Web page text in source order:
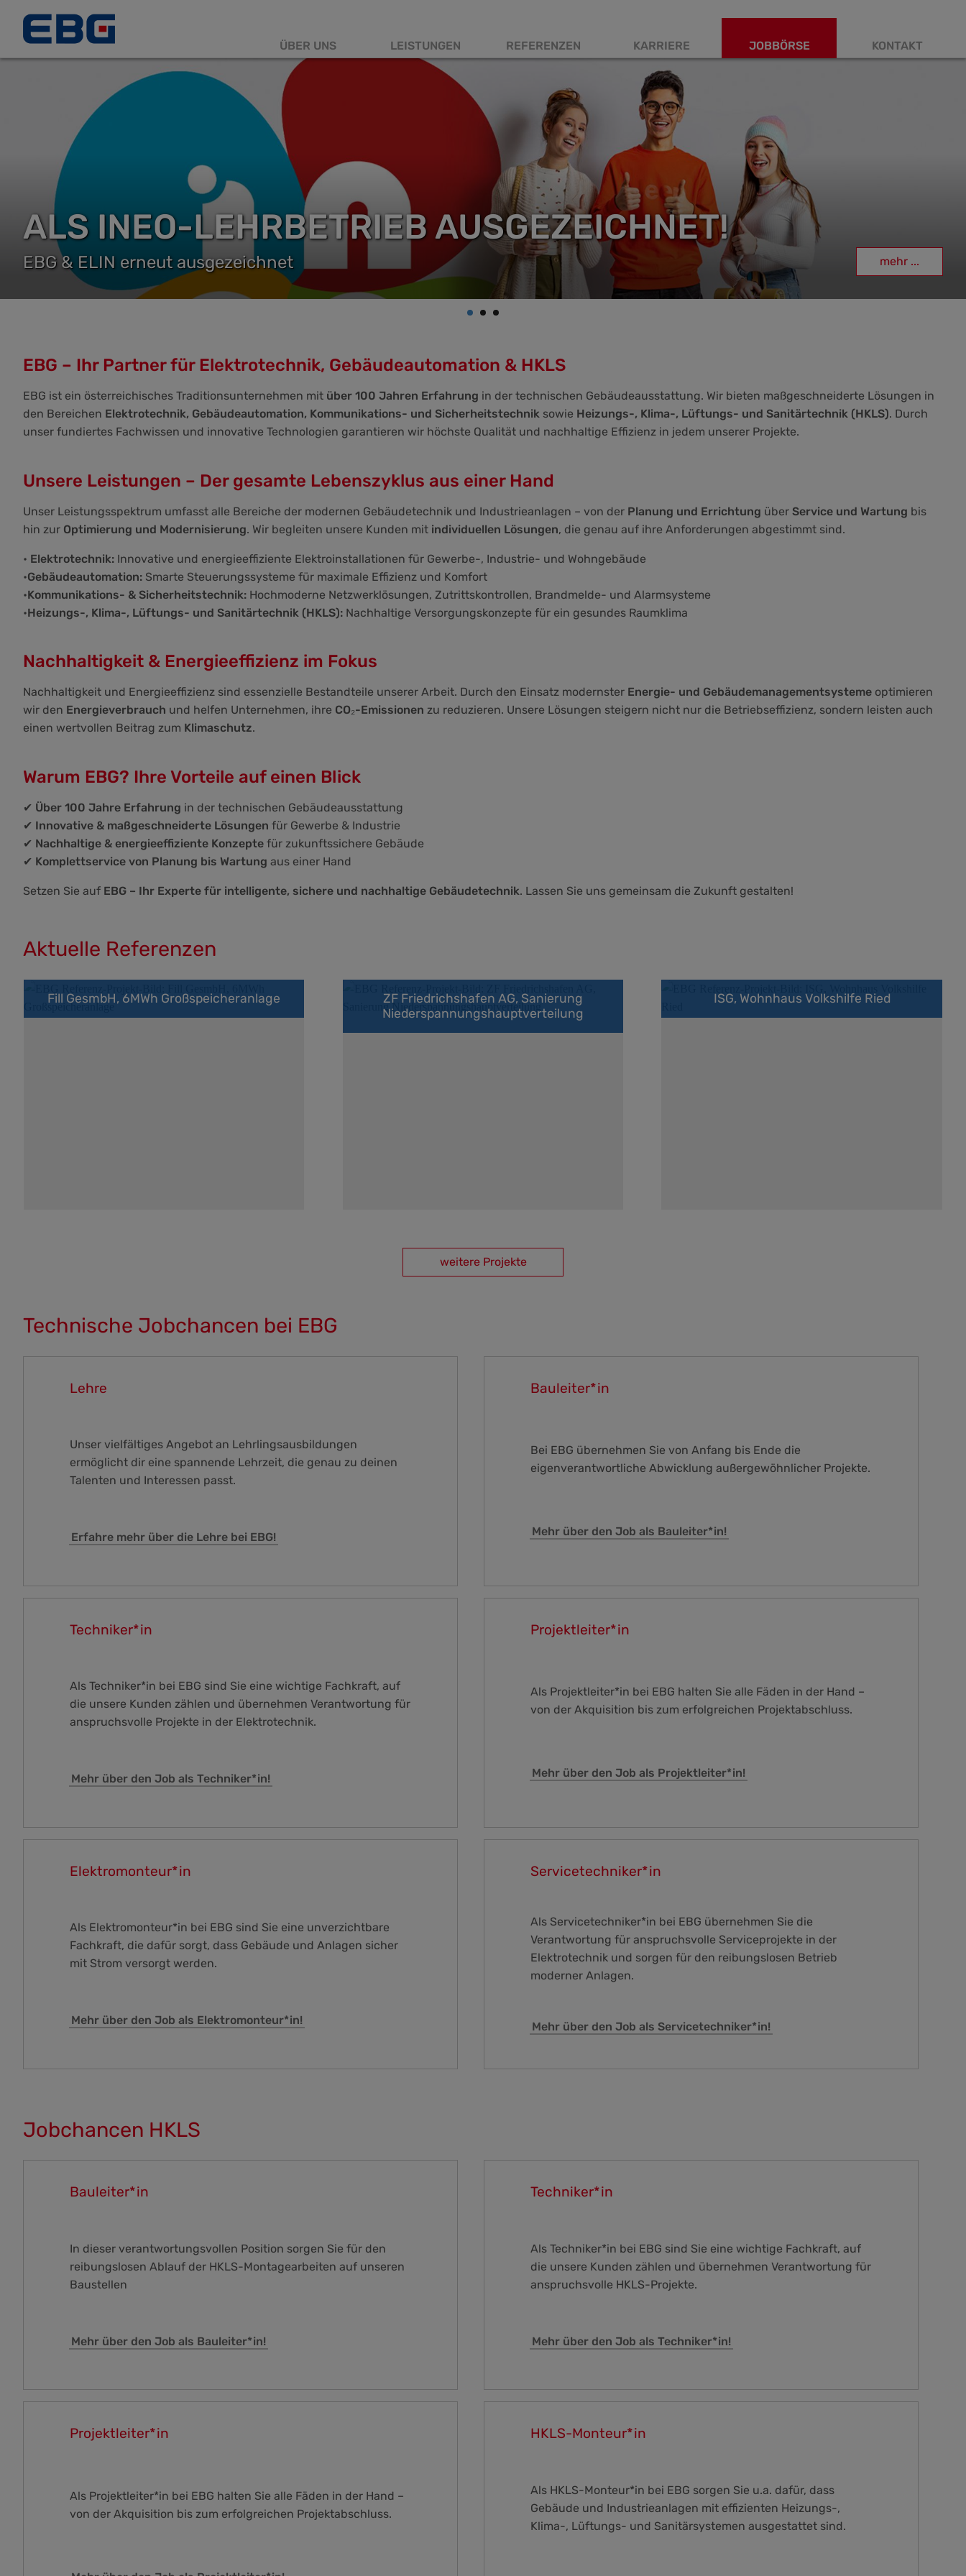
Hauptnavigation
ÜBER UNS LEISTUNGEN REFERENZEN KARRIERE JOBBÖRSE KONTAKT
ALS INEO-LEHRBETRIEB AUSGEZEICHNET!
EBG & ELIN erneut ausgezeichnet mehr ...
EBG – Ihr Partner für Elektrotechnik, Gebäudeautomation & HKLS
EBG ist ein österreichisches Traditionsunternehmen mit über 100 Jahren Erfahrung in der technischen Gebäudeausstattung. Wir bieten maßgeschneiderte Lösungen in
den Bereichen Elektrotechnik, Gebäudeautomation, Kommunikations- und Sicherheitstechnik sowie Heizungs-, Klima-, Lüftungs- und Sanitärtechnik (HKLS). Durch
unser fundiertes Fachwissen und innovative Technologien garantieren wir höchste Qualität und nachhaltige Effizienz in jedem unserer Projekte.
Unsere Leistungen – Der gesamte Lebenszyklus aus einer Hand
Unser Leistungsspektrum umfasst alle Bereiche der modernen Gebäudetechnik und Industrieanlagen – von der Planung und Errichtung über Service und Wartung bis
hin zur Optimierung und Modernisierung. Wir begleiten unsere Kunden mit individuellen Lösungen, die genau auf ihre Anforderungen abgestimmt sind.
• Elektrotechnik: Innovative und energieeffiziente Elektroinstallationen für Gewerbe-, Industrie- und Wohngebäude
•Gebäudeautomation: Smarte Steuerungssysteme für maximale Effizienz und Komfort
•Kommunikations- & Sicherheitstechnik: Hochmoderne Netzwerklösungen, Zutrittskontrollen, Brandmelde- und Alarmsysteme
•Heizungs-, Klima-, Lüftungs- und Sanitärtechnik (HKLS): Nachhaltige Versorgungskonzepte für ein gesundes Raumklima
Nachhaltigkeit & Energieeffizienz im Fokus
Nachhaltigkeit und Energieeffizienz sind essenzielle Bestandteile unserer Arbeit. Durch den Einsatz modernster Energie- und Gebäudemanagementsysteme optimieren
wir den Energieverbrauch und helfen Unternehmen, ihre CO₂-Emissionen zu reduzieren. Unsere Lösungen steigern nicht nur die Betriebseffizienz, sondern leisten auch
einen wertvollen Beitrag zum Klimaschutz.
Warum EBG? Ihre Vorteile auf einen Blick
✔ Über 100 Jahre Erfahrung in der technischen Gebäudeausstattung
✔ Innovative & maßgeschneiderte Lösungen für Gewerbe & Industrie
✔ Nachhaltige & energieeffiziente Konzepte für zukunftssichere Gebäude
✔ Komplettservice von Planung bis Wartung aus einer Hand
Setzen Sie auf EBG – Ihr Experte für intelligente, sichere und nachhaltige Gebäudetechnik. Lassen Sie uns gemeinsam die Zukunft gestalten!
Aktuelle Referenzen
Fill GesmbH, 6MWh Großspeicheranlage
ZF Friedrichshafen AG, Sanierung
Niederspannungshauptverteilung
ISG, Wohnhaus Volkshilfe Ried
weitere Projekte
Technische Jobchancen bei EBG
Lehre
Unser vielfältiges Angebot an Lehrlingsausbildungen
ermöglicht dir eine spannende Lehrzeit, die genau zu deinen
Talenten und Interessen passt.
Erfahre mehr über die Lehre bei EBG!
Bauleiter*in
Bei EBG übernehmen Sie von Anfang bis Ende die
eigenverantwortliche Abwicklung außergewöhnlicher Projekte.
Mehr über den Job als Bauleiter*in!
Techniker*in
Als Techniker*in bei EBG sind Sie eine wichtige Fachkraft, auf
die unsere Kunden zählen und übernehmen Verantwortung für
anspruchsvolle Projekte in der Elektrotechnik.
Mehr über den Job als Techniker*in!
Projektleiter*in
Als Projektleiter*in bei EBG halten Sie alle Fäden in der Hand –
von der Akquisition bis zum erfolgreichen Projektabschluss.
Mehr über den Job als Projektleiter*in!
Elektromonteur*in
Als Elektromonteur*in bei EBG sind Sie eine unverzichtbare
Fachkraft, die dafür sorgt, dass Gebäude und Anlagen sicher
mit Strom versorgt werden.
Mehr über den Job als Elektromonteur*in!
Servicetechniker*in
Als Servicetechniker*in bei EBG übernehmen Sie die
Verantwortung für anspruchsvolle Serviceprojekte in der
Elektrotechnik und sorgen für den reibungslosen Betrieb
moderner Anlagen.
Mehr über den Job als Servicetechniker*in!
Jobchancen HKLS
Bauleiter*in
In dieser verantwortungsvollen Position sorgen Sie für den
reibungslosen Ablauf der HKLS-Montagearbeiten auf unseren
Baustellen
Mehr über den Job als Bauleiter*in!
Techniker*in
Als Techniker*in bei EBG sind Sie eine wichtige Fachkraft, auf
die unsere Kunden zählen und übernehmen Verantwortung für
anspruchsvolle HKLS-Projekte.
Mehr über den Job als Techniker*in!
Projektleiter*in
Als Projektleiter*in bei EBG halten Sie alle Fäden in der Hand –
von der Akquisition bis zum erfolgreichen Projektabschluss.
HKLS-Monteur*in
Als HKLS-Monteur*in bei EBG sorgen Sie u.a. dafür, dass
Gebäude und Industrieanlagen mit effizienten Heizungs-,
Klima-, Lüftungs- und Sanitärsystemen ausgestattet sind.